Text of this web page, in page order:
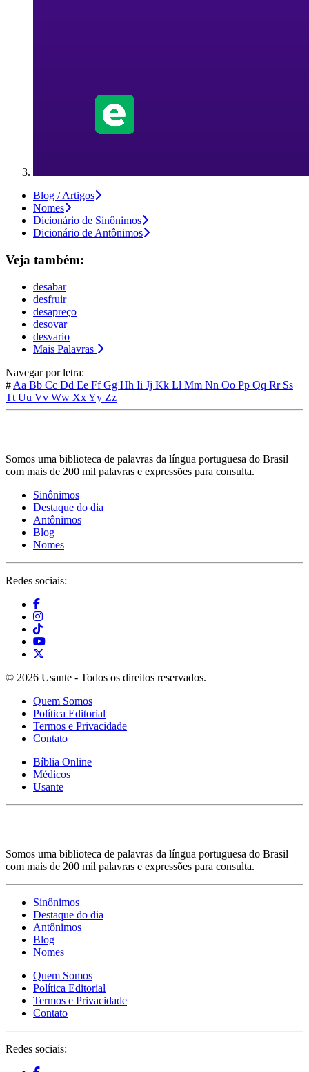
Blog / Artigos
Nomes
Dicionário de Sinônimos
Dicionário de Antônimos
Veja também:
desabar
desfruir
desapreço
desovar
desvario
Mais Palavras
Navegar por letra:
# Aa Bb Cc Dd Ee FfGg Hh Ii Jj Kk Ll Mm Nn Oo Pp Qq Rr Ss
Tt Uu Vv Ww XxYy Zz
Somos uma biblioteca de palavras da língua portuguesa do Brasil
com mais de 200 mil palavras e expressões para consulta.
Sinônimos
Destaque do dia
Antônimos
Blog
Nomes
Redes sociais:
© 2026 Usante - Todos os direitos reservados.
Quem Somos
Política Editorial
Termos e Privacidade
Contato
Bíblia Online
Médicos
Usante
Somos uma biblioteca de palavras da língua portuguesa do Brasil
com mais de 200 mil palavras e expressões para consulta.
Sinônimos
Destaque do dia
Antônimos
Blog
Nomes
Quem Somos
Política Editorial
Termos e Privacidade
Contato
Redes sociais: